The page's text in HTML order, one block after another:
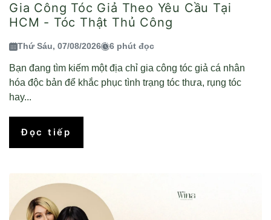
Gia Công Tóc Giả Theo Yêu Cầu Tại
HCM - Tóc Thật Thủ Công
Thứ Sáu, 07/08/2026 6 phút đọc
Bạn đang tìm kiếm một địa chỉ gia công tóc giả cá nhân
hóa độc bản để khắc phục tình trạng tóc thưa, rụng tóc
hay...
Đọc tiếp